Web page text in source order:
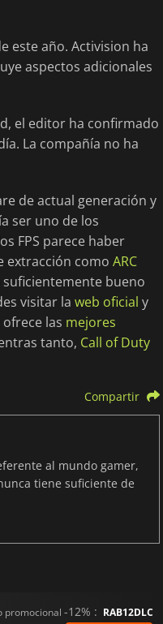
este año. Activision ha
aspectos adicionales
el editor ha confirmado
La compañía no ha
de actual generación y
ser uno de los
FPS parece haber
extracción como ARC
suficientemente bueno
visitar la web oficial y
las mejores
tanto, Call of Duty
Compartir
al mundo gamer,
tiene suficiente de
promocional -12% : RAB12DLC